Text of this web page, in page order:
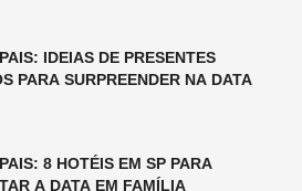
PARA SURPREENDER NA DATA
8 HOTÉIS EM SP PARA
A DATA EM FAMÍLIA